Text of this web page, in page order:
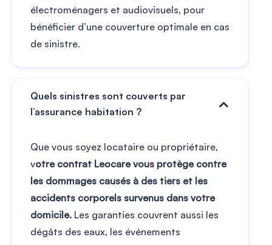
électroménagers et audiovisuels, pour
bénéficier d’une couverture optimale en cas
de sinistre.
Quels sinistres sont couverts par
l’assurance habitation ?
Que vous soyez locataire ou propriétaire,
votre contrat Leocare vous protège contre
les dommages causés à des tiers et les
accidents corporels survenus dans votre
domicile. Les garanties couvrent aussi les
dégâts des eaux, les événements